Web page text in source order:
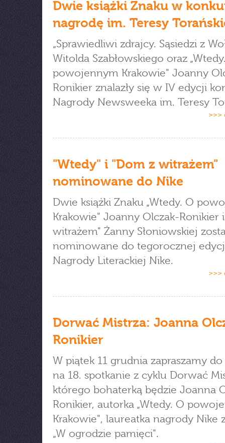
Dwie książki Znaku w
nagrodę im. Teresy
„Sprawiedliwi zdrajcy. Sąsiedzi z
Witolda Szabłowskiego oraz
powojennym Krakowie" Joanny
Ronikier znalazły się w IV edycji
Nagrody Newsweeka im. Teresy
>>>
"Wtedy" i "Dom z witrażem"
nominowane do Nike
Dwie książki Znaku „Wtedy. O
Krakowie" Joanny Olczak-Ronikier
witrażem" Żanny Słoniowskiej
nominowane do tegorocznej
Nagrody Literackiej Nike.
>>>
Dorwać Mistrza: Joanna
Ronikier
W piątek 11 grudnia zapraszamy
na 18. spotkanie z cyklu Dorwać
którego bohaterką będzie Joanna
Ronikier, autorka „Wtedy. O
Krakowie", laureatka nagrody Nike
„W ogrodzie pamięci".